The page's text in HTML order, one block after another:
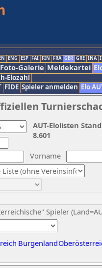
ENG ESP FAI FIN FRA GER GRE INA
Foto-Galerie Meldekartei
Elozahl
FIDE Spieler anmelden Elo
Vorname
Spieler
Burgenland
AUT-Elolisten
8.601